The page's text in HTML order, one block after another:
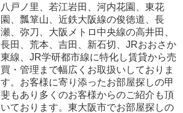
八戸ノ里、若江岩田、河内花園、東花
園、瓢箪山、近鉄大阪線の俊徳道、長
瀬、弥刀、大阪メトロ中央線の高井田、
長田、荒本、吉田、新石切、JRおおさか
東線、JR学研都市線に特化し賃貸から売
買・管理まで幅広くお取扱いしておりま
す。お客様に寄り添ったお部屋探しの甲
斐もあり多くのお客様からのご紹介も頂
いております。東大阪市でお部屋探しの